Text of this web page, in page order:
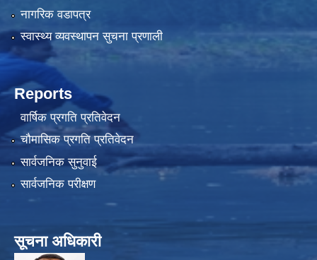
नागरिक वडापत्र
स्वास्थ्य व्यवस्थापन सुचना प्रणाली
Reports
वार्षिक प्रगति प्रतिवेदन
चौमासिक प्रगति प्रतिवेदन
सार्वजनिक सुनुवाई
सार्वजनिक परीक्षण
सूचना अधिकारी